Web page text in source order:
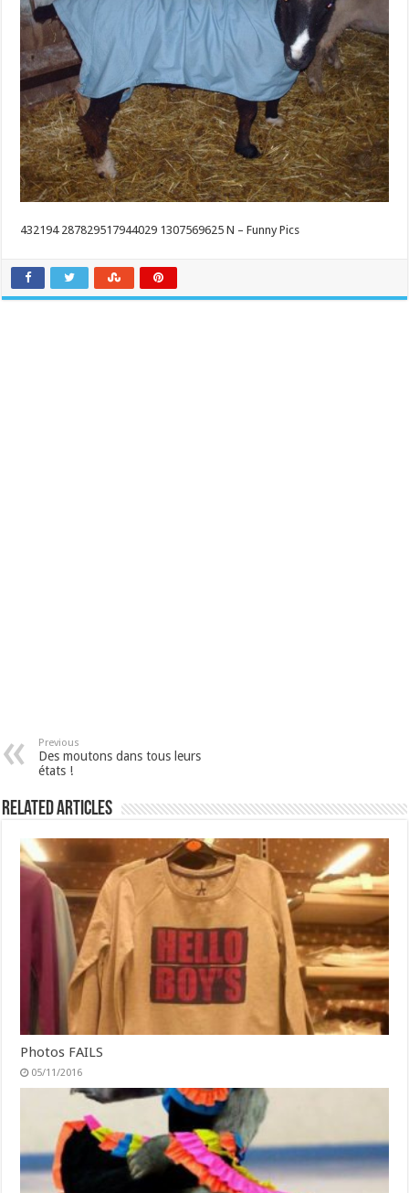
432194 287829517944029 1307569625 N – Funny Pics
Previous
Des moutons dans tous leurs
états !
Related Articles
Photos FAILS
05/11/2016